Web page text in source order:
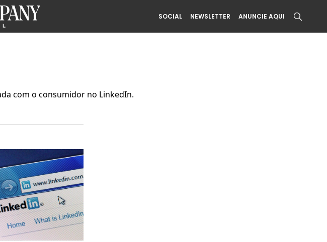
SOCIAL NEWSLETTER ANUNCIE AQUI
com o consumidor no LinkedIn.